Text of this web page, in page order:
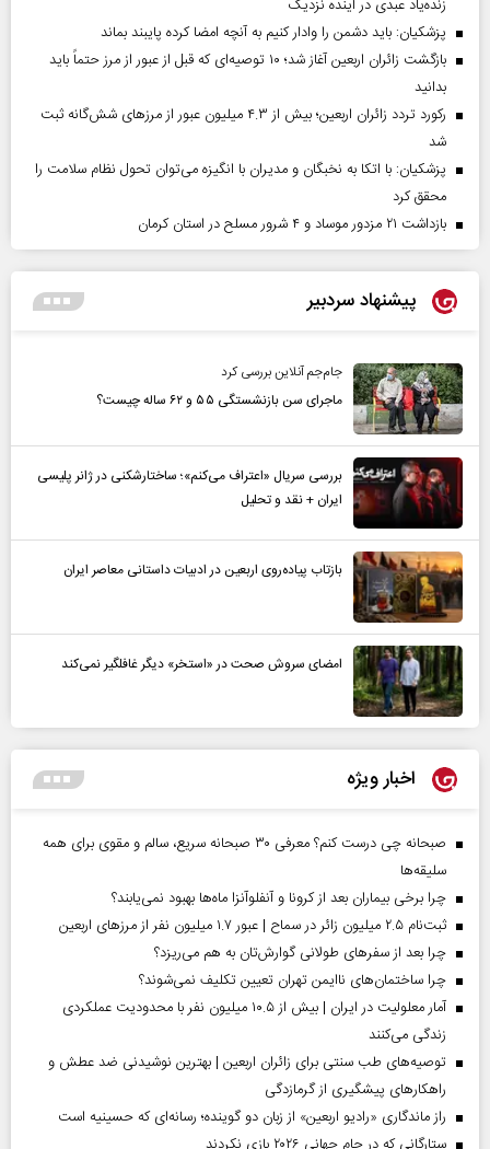
زنده‌یاد عبدی در آینده نزدیک
پزشکیان: باید دشمن را وادار کنیم به آنچه امضا کرده پایبند بماند
بازگشت زائران اربعین آغاز شد؛ ۱۰ توصیه‌ای که قبل از عبور از مرز حتماً باید
بدانید
رکورد تردد زائران اربعین؛ بیش از ۴.۳ میلیون عبور از مرزهای شش‌گانه ثبت
شد
پزشکیان: با اتکا به نخبگان و مدیران با انگیزه می‌توان تحول نظام سلامت را
محقق کرد
بازداشت ۲۱ مزدور موساد و ۴ شرور مسلح در استان کرمان
پیشنهاد سردبیر
جام‌جم آنلاین بررسی کرد
ماجرای سن بازنشستگی ۵۵ و ۶۲ ساله چیست؟
بررسی سریال «اعتراف می‌کنم»؛ ساختارشکنی در ژانر پلیسی
ایران + نقد و تحلیل
بازتاب پیاده‌روی اربعین در ادبیات داستانی معاصر ایران
امضای سروش صحت در «استخر» دیگر غافلگیر نمی‌کند
اخبار ویژه
صبحانه چی درست کنم؟ معرفی ۳۰ صبحانه سریع، سالم و مقوی برای همه
سلیقه‌ها
چرا برخی بیماران بعد از کرونا و آنفلوآنزا ماه‌ها بهبود نمی‌یابند؟
ثبت‌نام ۲.۵ میلیون زائر در سماح | عبور ۱.۷ میلیون نفر از مرز‌های اربعین
چرا بعد از سفرهای طولانی گوارش‌تان به هم می‌ریزد؟
چرا ساختمان‌های ناایمن تهران تعیین تکلیف نمی‌شوند؟
آمار معلولیت در ایران | بیش از ۱۰.۵ میلیون نفر با محدودیت عملکردی
زندگی می‌کنند
توصیه‌های طب سنتی برای زائران اربعین | بهترین نوشیدنی ضد عطش و
راهکارهای پیشگیری از گرمازدگی
راز ماندگاری «رادیو اربعین» از زبان دو گوینده؛ رسانه‌ای که حسینیه است